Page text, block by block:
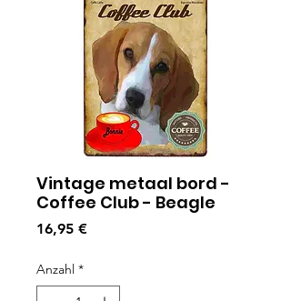
Vintage metaal bord -
Coffee Club - Beagle
16,95 €Preis
Anzahl *